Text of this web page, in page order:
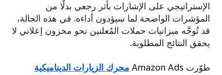
الإستراتيجي على الإشارات بأثر رجعي بدلًا من
المؤشرات الواضحة لما سيؤدون أداءه. في هذه الحالة،
قد تُوجَّه ميزانيات حملات المُعلنين نحو مخزون إعلاني لا
يحقق النتائج المطلوبة.
طوّرت Amazon Ads
محرك الزيارات الديناميكية